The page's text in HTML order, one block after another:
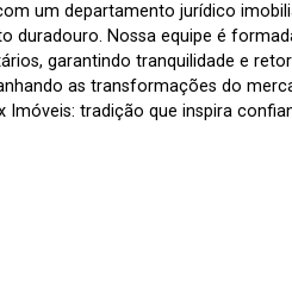
um departamento jurídico
duradouro. Nossa equipe é
garantindo tranquilidade e
as transformações do
tradição que inspira